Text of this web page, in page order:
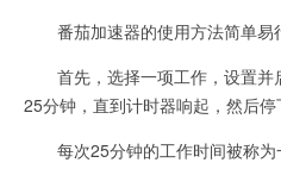
番茄加速器的使用方法简单易
首先，选择一项工作，设置并
25分钟，直到计时器响起，然后停
每次25分钟的工作时间被称为